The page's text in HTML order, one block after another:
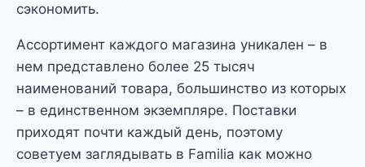
сэкономить.
Ассортимент каждого магазина уникален – в
нем представлено более 25 тысяч
наименований товара, большинство из которых
– в единственном экземпляре. Поставки
приходят почти каждый день, поэтому
советуем заглядывать в Familia как можно